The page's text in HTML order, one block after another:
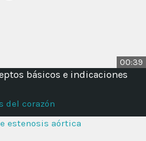
00:39
básicos e indicaciones
del corazón